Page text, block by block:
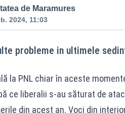
de Maramures
2024, 11:03
probleme in ultimele
la PNL chiar în aceste
ce liberalii s-au săturat de
din acest an. Voci din